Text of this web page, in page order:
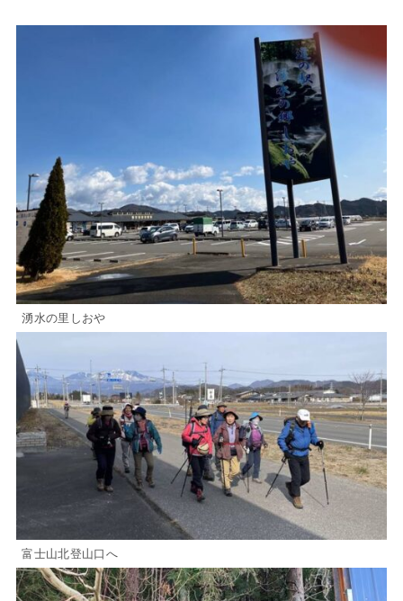
湧水の里しおや
富士山北登山口へ